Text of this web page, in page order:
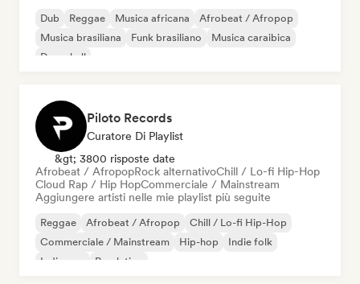
Dub Reggae Musica africana
Afrobeat / Afropop
Musica brasiliana
Funk brasiliano
Musica caraibica
Dancehall
Piloto Records
Curatore Di Playlist
&gt; 3800 risposte date
Afrobeat / AfropopRock alternativoChill / Lo-fi Hip-Hop
Cloud Rap / Hip HopCommerciale / Mainstream
Aggiungere artisti nelle mie playlist più seguite
Reggae Afrobeat / Afropop
Chill / Lo-fi Hip-Hop
Commerciale / Mainstream
Hip-hop
Indie folk
Indie pop
Pop latino